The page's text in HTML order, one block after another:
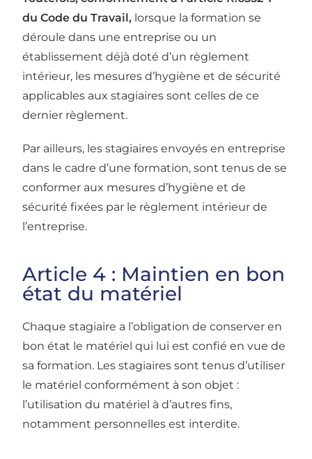
du Code du Travail, lorsque la formation se
déroule dans une entreprise ou un
établissement déjà doté d’un règlement
intérieur, les mesures d’hygiène et de sécurité
applicables aux stagiaires sont celles de ce
dernier règlement.
Par ailleurs, les stagiaires envoyés en entreprise
dans le cadre d’une formation, sont tenus de se
conformer aux mesures d’hygiène et de
sécurité fixées par le règlement intérieur de
l’entreprise.
Article 4 : Maintien en bon
état du matériel
Chaque stagiaire a l’obligation de conserver en
bon état le matériel qui lui est confié en vue de
sa formation. Les stagiaires sont tenus d’utiliser
le matériel conformément à son objet :
l’utilisation du matériel à d’autres fins,
notamment personnelles est interdite.